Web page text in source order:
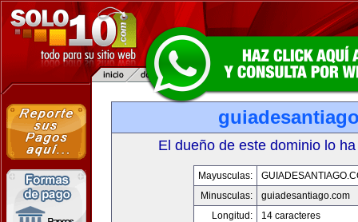
El dueño de este dominio lo
Mayusculas:
Minusculas:
guiadesantiago.com
Longitud:
14 caracteres